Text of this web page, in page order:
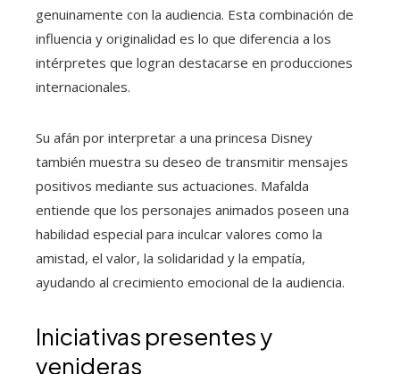
genuinamente con la audiencia. Esta combinación de
influencia y originalidad es lo que diferencia a los
intérpretes que logran destacarse en producciones
internacionales.
Su afán por interpretar a una princesa Disney
también muestra su deseo de transmitir mensajes
positivos mediante sus actuaciones. Mafalda
entiende que los personajes animados poseen una
habilidad especial para inculcar valores como la
amistad, el valor, la solidaridad y la empatía,
ayudando al crecimiento emocional de la audiencia.
Iniciativas presentes y
venideras